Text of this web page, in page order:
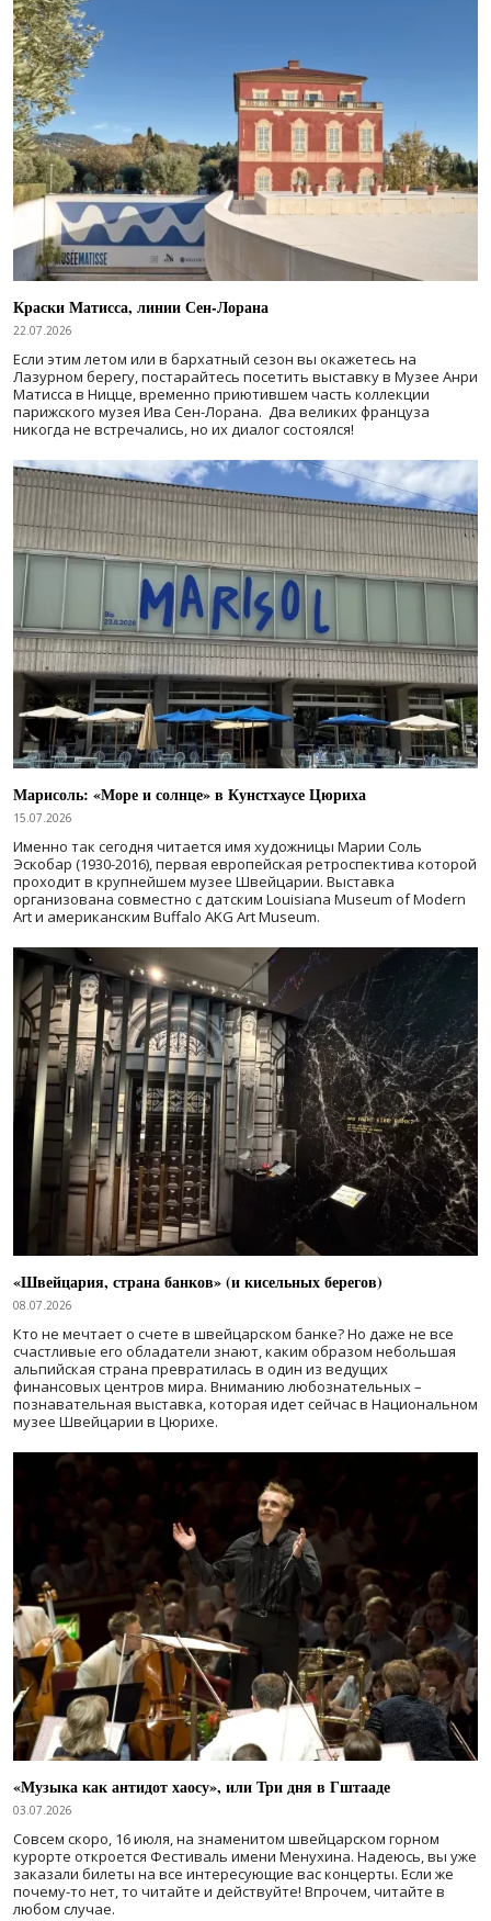
Краски Матисса, линии Сен-Лорана
22.07.2026
Если этим летом или в бархатный сезон вы окажетесь на
Лазурном берегу, постарайтесь посетить выставку в Музее Анри
Матисса в Ницце, временно приютившем часть коллекции
парижского музея Ива Сен-Лорана. Два великих француза
никогда не встречались, но их диалог состоялся!
Марисоль: «Море и солнце» в Кунстхаусе Цюриха
15.07.2026
Именно так сегодня читается имя художницы Марии Соль
Эскобар (1930-2016), первая европейская ретроспектива которой
проходит в крупнейшем музее Швейцарии. Выставка
организована совместно с датским Louisiana Museum of Modern
Art и американским Buffalo AKG Art Museum.
«Швейцария, страна банков» (и кисельных берегов)
08.07.2026
Кто не мечтает о счете в швейцарском банке? Но даже не все
счастливые его обладатели знают, каким образом небольшая
альпийская страна превратилась в один из ведущих
финансовых центров мира. Вниманию любознательных –
познавательная выставка, которая идет сейчас в Национальном
музее Швейцарии в Цюрихе.
«Музыка как антидот хаосу», или Три дня в Гштааде
03.07.2026
Совсем скоро, 16 июля, на знаменитом швейцарском горном
курорте откроется Фестиваль имени Менухина. Надеюсь, вы уже
заказали билеты на все интересующие вас концерты. Если же
почему-то нет, то читайте и действуйте! Впрочем, читайте в
любом случае.